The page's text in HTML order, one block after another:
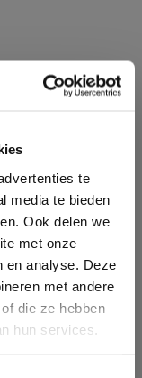
te
media te bieden
Ook delen we
met onze
en analyse. Deze
met andere
die ze hebben
hun services.